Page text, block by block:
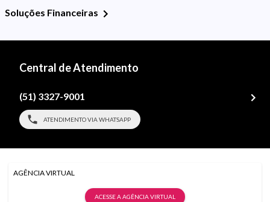
Soluções Financeiras
Central de Atendimento
(51) 3327-9001
ATENDIMENTO VIA WHATSAPP
AGÊNCIA VIRTUAL
ACESSE A AGÊNCIA VIRTUAL